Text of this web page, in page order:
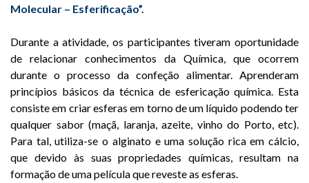
Molecular – Esferificação”.
Durante a atividade, os participantes tiveram oportunidade
de relacionar conhecimentos da Química, que ocorrem
durante o processo da confeção alimentar. Aprenderam
princípios básicos da técnica de esfericação química. Esta
consiste em criar esferas em torno de um líquido podendo ter
qualquer sabor (maçã, laranja, azeite, vinho do Porto, etc).
Para tal, utiliza-se o alginato e uma solução rica em cálcio,
que devido às suas propriedades químicas, resultam na
formação de uma película que reveste as esferas.